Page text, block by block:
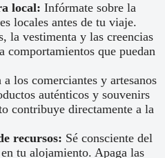
local: Infórmate sobre la
locales antes de tu viaje.
la vestimenta y las creencias
comportamientos que puedan
a los comerciantes y artesanos
auténticos y souvenirs
contribuye directamente a la
recursos: Sé consciente del
tu alojamiento. Apaga las